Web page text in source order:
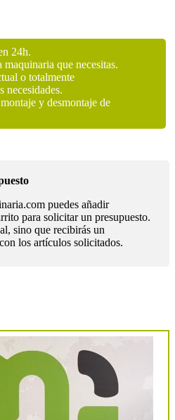
24h.
que necesitas.
o totalmente
necesidades.
y desmontaje de
puedes añadir
para solicitar un presupuesto.
sino que recibirás un
los artículos solicitados.